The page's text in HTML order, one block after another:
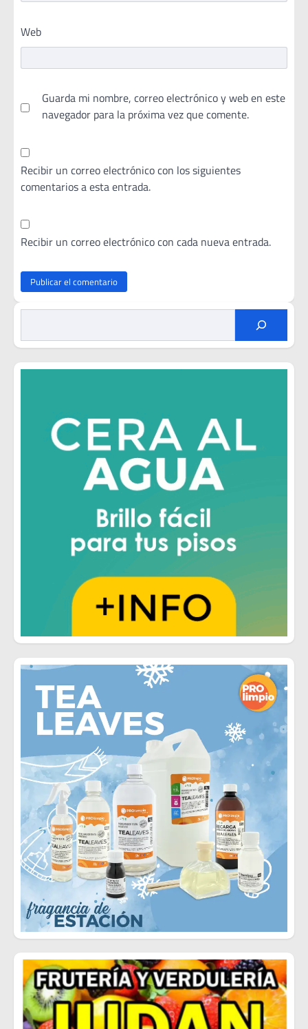
Web
Guarda mi nombre, correo electrónico y web en este
navegador para la próxima vez que comente.
Recibir un correo electrónico con los siguientes
comentarios a esta entrada.
Recibir un correo electrónico con cada nueva entrada.